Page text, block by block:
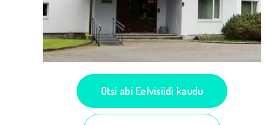
Otsi abi Eelvisiidi kaudu